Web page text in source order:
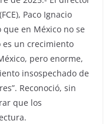
Paco Ignacio
en México no se
es un crecimiento
pero enorme,
insospechado de
Reconoció, sin
que los